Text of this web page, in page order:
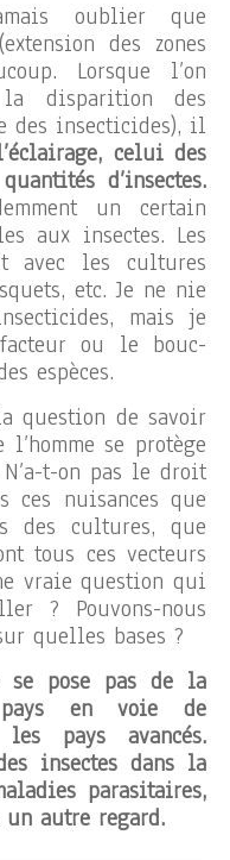
oublier que
des zones
Lorsque l’on
disparition des
des insecticides), il
celui des
d’insectes.
un certain
aux insectes. Les
avec les cultures
etc. Je ne nie
mais je
ou le bouc-
espèces.
question de savoir
se protège
t-on pas le droit
ces nuisances que
des cultures, que
tous ces vecteurs
vraie question qui
? Pouvons-nous
quelles bases ?
se pose pas de la
en voie de
pays avancés.
insectes dans la
parasitaires,
autre regard.